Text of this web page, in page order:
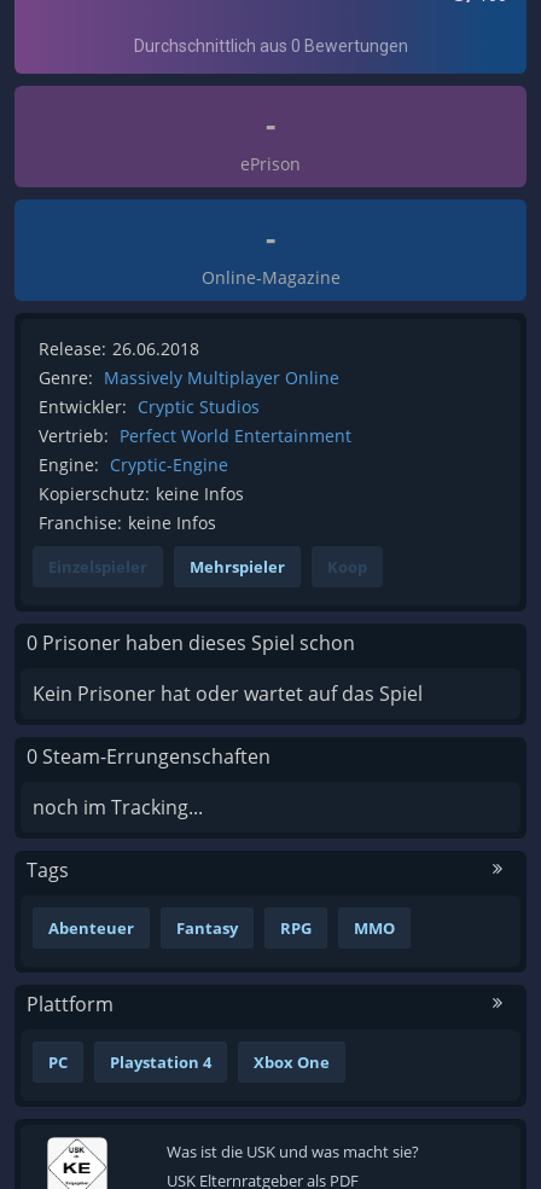
-
ePrison
-
Online-Magazine
Release: 26.06.2018
Genre: Massively Multiplayer Online
Entwickler: Cryptic Studios
Vertrieb: Perfect World Entertainment
Engine: Cryptic-Engine
Kopierschutz: keine Infos
Franchise: keine Infos
Einzelspieler Mehrspieler Koop
0 Prisoner haben dieses Spiel schon
Kein Prisoner hat oder wartet auf das Spiel
0 Steam-Errungenschaften
noch im Tracking...
Tags
Abenteuer Fantasy RPG MMO
Plattform
PC Playstation 4 Xbox One
Was ist die USK und was macht sie?
USK Elternratgeber als PDF